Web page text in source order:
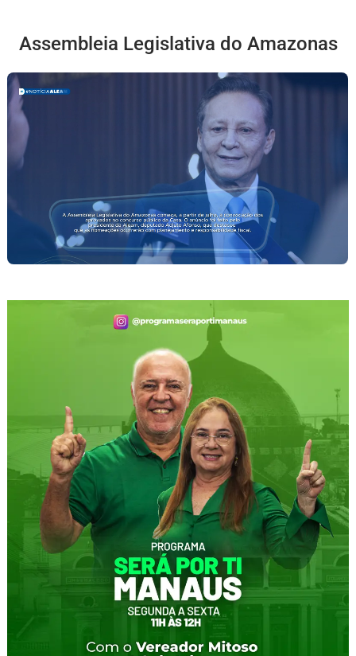
Assembleia Legislativa do Amazonas